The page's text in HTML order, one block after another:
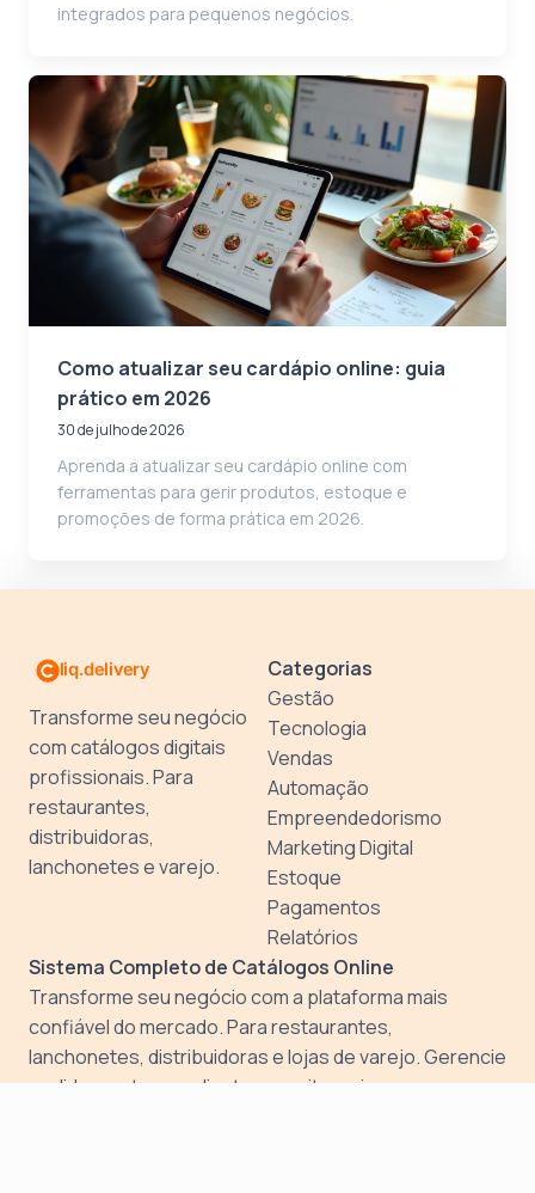
integrados para pequenos negócios.
Como atualizar seu cardápio online: guia
prático em 2026
30 de julho de 2026
Aprenda a atualizar seu cardápio online com
ferramentas para gerir produtos, estoque e
promoções de forma prática em 2026.
Transforme seu negócio
com catálogos digitais
profissionais. Para
restaurantes,
distribuidoras,
lanchonetes e varejo.
Categorias
Gestão
Tecnologia
Vendas
Automação
Empreendedorismo
Marketing Digital
Estoque
Pagamentos
Relatórios
Sistema Completo de Catálogos Online
Transforme seu negócio com a plataforma mais
confiável do mercado. Para restaurantes,
lanchonetes, distribuidoras e lojas de varejo. Gerencie
pedidos, estoque, clientes e muito mais.